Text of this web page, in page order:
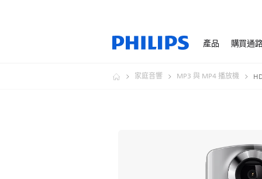
產品 購買通
家庭音響 MP3 與 MP4 播放機